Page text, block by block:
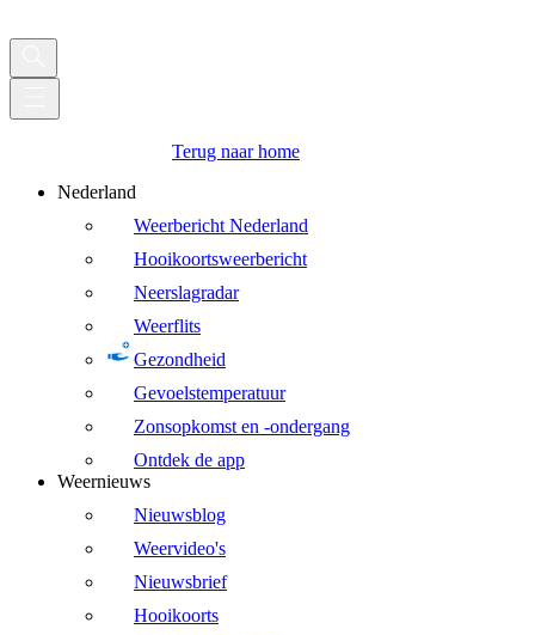
Terug naar home
Nederland
Weerbericht Nederland
Hooikoortsweerbericht
Neerslagradar
Weerflits
Gezondheid
Gevoelstemperatuur
Zonsopkomst en -ondergang
Ontdek de app
Weernieuws
Nieuwsblog
Weervideo's
Nieuwsbrief
Hooikoorts